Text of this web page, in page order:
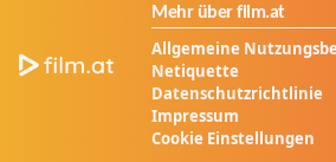
Mehr über film.at
Allgemeine
Netiquette
Datenschutzrichtlinie
Impressum
Cookie Einstellungen